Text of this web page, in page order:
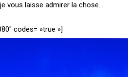
vous laisse admirer la chose…
codes= »true »]